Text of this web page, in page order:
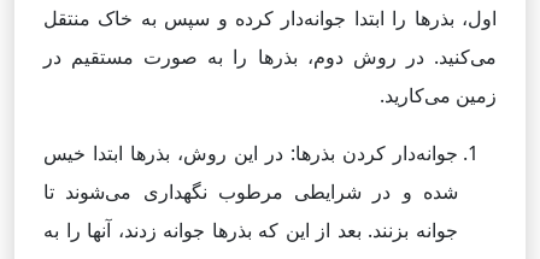
اول، بذرها را ابتدا جوانه‌دار کرده و سپس به خاک منتقل
می‌کنید. در روش دوم، بذرها را به صورت مستقیم در
زمین می‌کارید.
جوانه‌دار کردن بذرها: در این روش، بذرها ابتدا خیس
شده و در شرایطی مرطوب نگهداری می‌شوند تا
جوانه بزنند. بعد از این که بذرها جوانه زدند، آنها را به